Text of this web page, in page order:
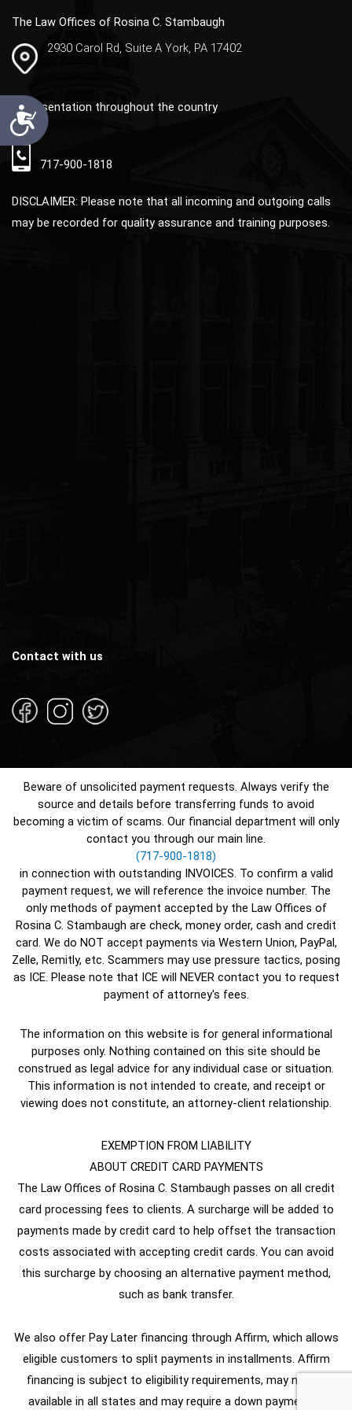
Accessibility
The Law Offices of Rosina C. Stambaugh
2930 Carol Rd, Suite A York, PA 17402
Representation throughout the country
717-900-1818
DISCLAIMER: Please note that all incoming and outgoing calls
may be recorded for quality assurance and training purposes.
Contact with us
Beware of unsolicited payment requests. Always verify the
source and details before transferring funds to avoid
becoming a victim of scams. Our financial department will only
contact you through our main line.
(717-900-1818)
in connection with outstanding INVOICES. To confirm a valid
payment request, we will reference the invoice number. The
only methods of payment accepted by the Law Offices of
Rosina C. Stambaugh are check, money order, cash and credit
card. We do NOT accept payments via Western Union, PayPal,
Zelle, Remitly, etc. Scammers may use pressure tactics, posing
as ICE. Please note that ICE will NEVER contact you to request
payment of attorney's fees.
The information on this website is for general informational
purposes only. Nothing contained on this site should be
construed as legal advice for any individual case or situation.
This information is not intended to create, and receipt or
viewing does not constitute, an attorney-client relationship.
EXEMPTION FROM LIABILITY
ABOUT CREDIT CARD PAYMENTS
The Law Offices of Rosina C. Stambaugh passes on all credit
card processing fees to clients. A surcharge will be added to
payments made by credit card to help offset the transaction
costs associated with accepting credit cards. You can avoid
this surcharge by choosing an alternative payment method,
such as bank transfer.
We also offer Pay Later financing through Affirm, which allows
eligible customers to split payments in installments. Affirm
financing is subject to eligibility requirements, may not be
available in all states and may require a down payment. A